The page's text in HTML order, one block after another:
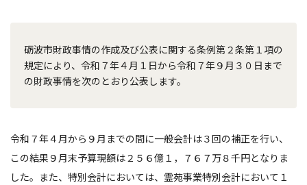
砺波市財政事情の作成及び公表に関する条例第２条第１項の
規定により、令和７年４月１日から令和７年９月３０日まで
の財政事情を次のとおり公表します。
令和７年４月から９月までの間に一般会計は３回の補正を行い、
この結果９月末予算現額は２５６億１，７６７万８千円となりま
した。また、特別会計においては、霊苑事業特別会計において１